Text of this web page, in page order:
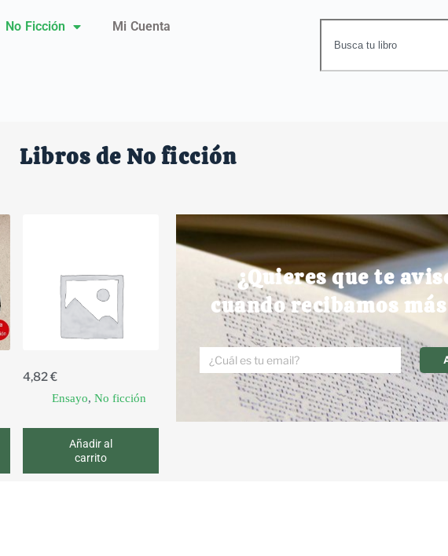
No Ficción Mi Cuenta
Libros de No ficción
4,82€
Ensayo,No ficción
Añadir al
carrito
¿Quieres que te
cuando recibamos